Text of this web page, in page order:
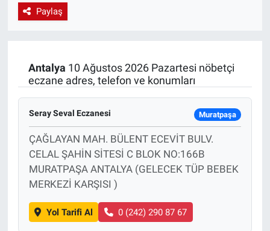
Paylaş
Antalya 10 Ağustos 2026 Pazartesi nöbetçi
eczane adres, telefon ve konumları
Seray Seval Eczanesi Muratpaşa
ÇAĞLAYAN MAH. BÜLENT ECEVİT BULV.
CELAL ŞAHİN SİTESİ C BLOK NO:166B
MURATPAŞA ANTALYA (GELECEK TÜP BEBEK
MERKEZİ KARŞISI )
Yol Tarifi Al 0 (242) 290 87 67
EndüstriST
Endüstri 4.0 Uygulamaları
Ağır Sanayi Çözümleri